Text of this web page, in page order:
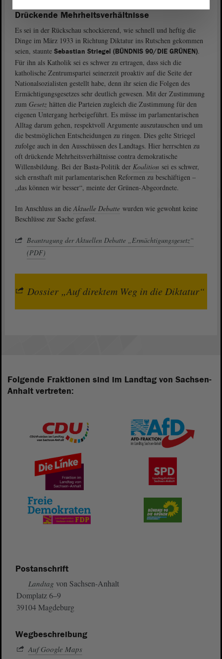
Drückende Mehrheitsverhältnisse
Es sei in der Rückschau schockierend, wie schnell und heftig die
Dinge im März 1933 in Richtung Diktatur ins Rutschen gekommen
seien, staunte Sebastian Striegel (BÜNDNIS 90/DIE GRÜNEN).
Für ihn als Katholik sei es schwer zu ertragen, dass sich die
katholische Zentrumspartei seinerzeit proaktiv auf die Seite der
Nationalsozialisten gestellt habe, denn ihr seien die Folgen des
Ermächtigungsgesetzes sehr deutlich gewesen. Mit der Zustimmung
zum Gesetz hätten die Parteien zugleich die Zustimmung für den
eigenen Untergang herbeigeführt. Es müsse im parlamentarischen
Alltag darum gehen, respektvoll Argumente auszutauschen und um
die bestmöglichen Entscheidungen zu ringen. Dies gelte Striegel
zufolge auch in den Ausschüssen des Landtags. Hier herrschten zu
oft drückende Mehrheitsverhältnisse contra demokratische
Willensbildung. Bei der Basta-Politik der Koalition sei es schwer,
sich ernsthaft mit parlamentarischen Reformen zu beschäftigen –
„das können wir besser“, meinte der Grünen-Abgeordnete.
Im Anschluss an die Aktuelle Debatte wurden wie gewohnt keine
Beschlüsse zur Sache gefasst.
Beantragung der Aktuellen Debatte „Ermächtigungsgesetz“
(PDF)
Dossier „Auf direktem Weg in die Diktatur“
Folgende Fraktionen sind im Landtag von Sachsen-
Anhalt vertreten:
Postanschrift
Landtag von Sachsen-Anhalt
Domplatz 6–9
39104 Magdeburg
Wegbeschreibung
Auf Google Maps